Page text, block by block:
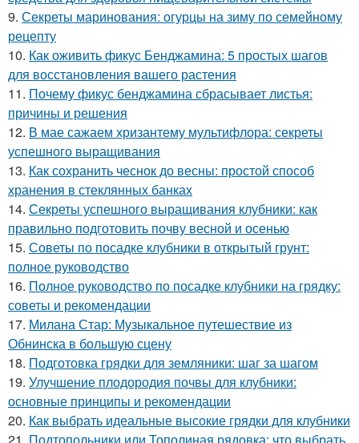
9. Секреты маринования: огурцы на зиму по семейному
рецепту
10. Как оживить фикус Бенджамина: 5 простых шагов
для восстановления вашего растения
11. Почему фикус бенджамина сбрасывает листья:
причины и решения
12. В мае сажаем хризантему мультифлора: секреты
успешного выращивания
13. Как сохранить чеснок до весны: простой способ
хранения в стеклянных банках
14. Секреты успешного выращивания клубники: как
правильно подготовить почву весной и осенью
15. Советы по посадке клубники в открытый грунт:
полное руководство
16. Полное руководство по посадке клубники на грядку:
советы и рекомендации
17. Милана Стар: Музыкальное путешествие из
Обнинска в большую сцену
18. Подготовка грядки для земляники: шаг за шагом
19. Улучшение плодородия почвы для клубники:
основные принципы и рекомендации
20. Как выбрать идеальные высокие грядки для клубники